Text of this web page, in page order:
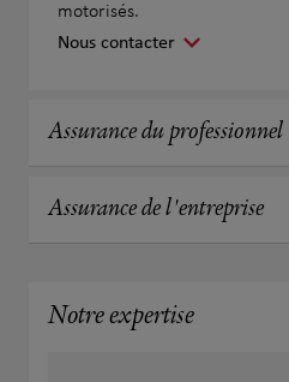
motorisés.
Nous contacter
Assurance du professionnel
Assurance de l'entreprise
Notre expertise